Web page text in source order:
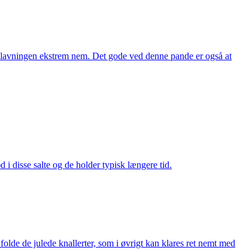
ekstrem nem. Det gode ved denne pande er også at
i disse salte og de holder typisk længere tid.
de julede knallerter, som i øvrigt kan klares ret nemt med